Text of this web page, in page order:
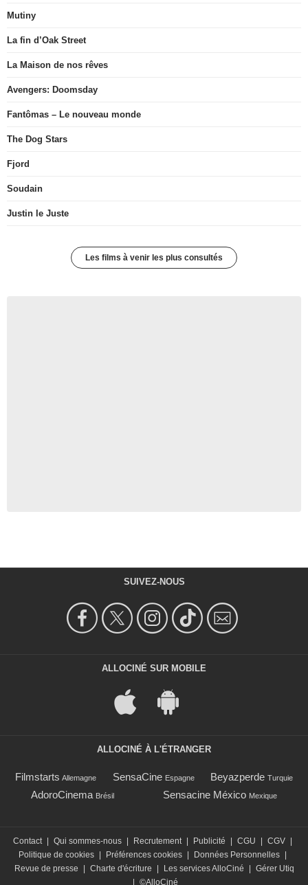
Mutiny
La fin d’Oak Street
La Maison de nos rêves
Avengers: Doomsday
Fantômas – Le nouveau monde
The Dog Stars
Fjord
Soudain
Justin le Juste
Les films à venir les plus consultés
SUIVEZ-NOUS
ALLOCINÉ SUR MOBILE
ALLOCINÉ À L'ÉTRANGER
Filmstarts Allemagne SensaCine Espagne Beyazperde Turquie
AdoroCinema Brésil Sensacine México Mexique
Contact Qui sommes-nous Recrutement Publicité CGU CGV
Politique de cookies
Préférences cookies Données Personnelles
Revue de presse
Charte d'écriture Les services AlloCiné
Gérer Utiq
©AlloCiné